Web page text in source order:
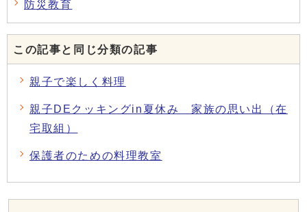
防災教育
この記事と同じ分類の記事
親子で楽しく料理
親子DEクッキングin夏休み 家族の思い出（在
宅取組）
保護者のための料理教室